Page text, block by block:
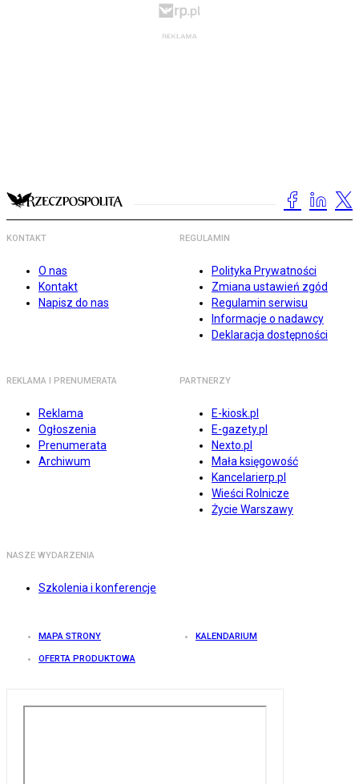
KONTAKT
O nas
Kontakt
Napisz do nas
REGULAMIN
Polityka Prywatności
Zmiana ustawień zgód
Regulamin serwisu
Informacje o nadawcy
Deklaracja dostępności
REKLAMA I PRENUMERATA
Reklama
Ogłoszenia
Prenumerata
Archiwum
PARTNERZY
E-kiosk.pl
E-gazety.pl
Nexto.pl
Mała księgowość
Kancelarierp.pl
Wieści Rolnicze
Życie Warszawy
NASZE WYDARZENIA
Szkolenia i konferencje
MAPA STRONY KALENDARIUM
OFERTA PRODUKTOWA